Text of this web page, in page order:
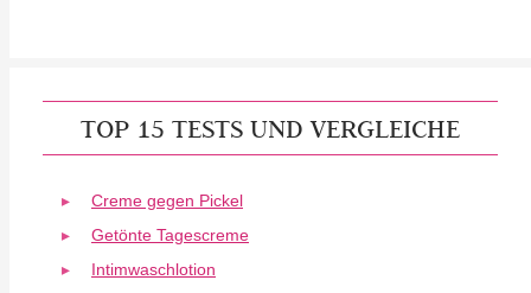
TOP 15 TESTS UND VERGLEICHE
Creme gegen Pickel
Getönte Tagescreme
Intimwaschlotion